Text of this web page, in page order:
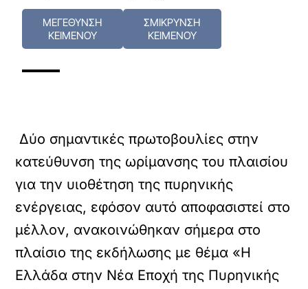
ΜΕΓΕΘΥΝΣΗ
ΚΕΙΜΕΝΟΥ
ΣΜΙΚΡΥΝΣΗ
ΚΕΙΜΕΝΟΥ
Δύο σημαντικές πρωτοβουλίες στην
κατεύθυνση της ωρίμανσης του πλαισίου
για την υιοθέτηση της πυρηνικής
ενέργειας, εφόσον αυτό αποφασιστεί στο
μέλλον, ανακοινώθηκαν σήμερα στο
πλαίσιο της εκδήλωσης με θέμα «Η
Ελλάδα στην Νέα Εποχή της Πυρηνικής